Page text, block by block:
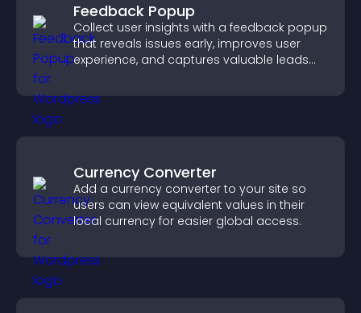
Feedback Popup
Collect user insights with a feedback popup
that reveals issues early, improves user
experience, and captures valuable leads
Currency Converter
Add a currency converter to your site so
users can view equivalent values in their
local currency for easier global access.